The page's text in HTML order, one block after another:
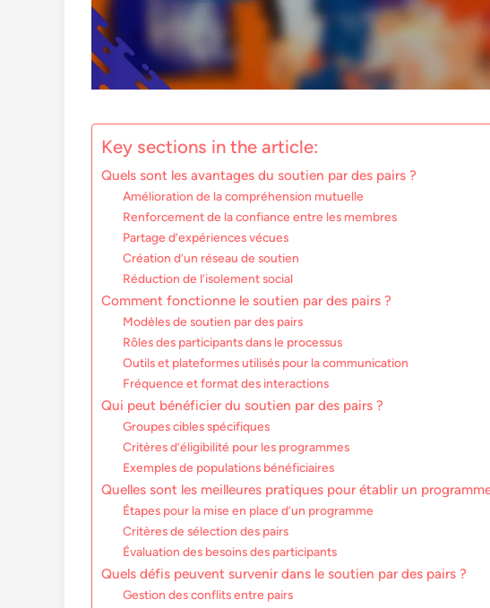
Key sections in the article:
Quels sont les avantages du soutien par des pairs ?
Amélioration de la compréhension mutuelle
Renforcement de la confiance entre les membres
Partage d’expériences vécues
Création d’un réseau de soutien
Réduction de l’isolement social
Comment fonctionne le soutien par des pairs ?
Modèles de soutien par des pairs
Rôles des participants dans le processus
Outils et plateformes utilisés pour la communication
Fréquence et format des interactions
Qui peut bénéficier du soutien par des pairs ?
Groupes cibles spécifiques
Critères d’éligibilité pour les programmes
Exemples de populations bénéficiaires
Quelles sont les meilleures pratiques pour établir un
Étapes pour la mise en place d’un programme
Critères de sélection des pairs
Évaluation des besoins des participants
Quels défis peuvent survenir dans le soutien par des pairs ?
Gestion des conflits entre pairs